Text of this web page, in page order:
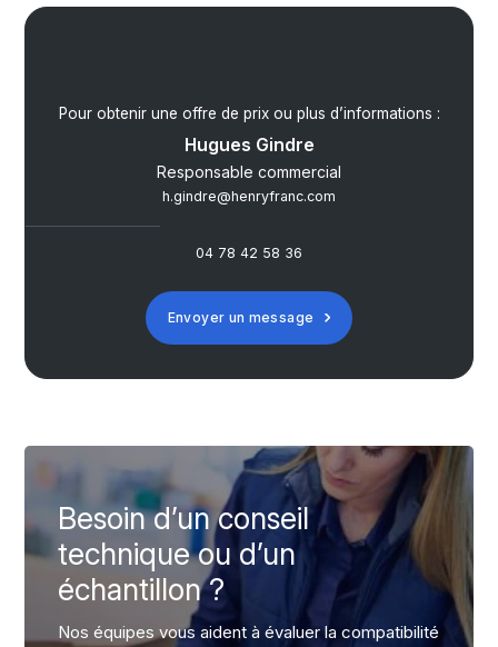
Pour obtenir une offre de prix ou plus d’informations :
Hugues Gindre
Responsable commercial
h.gindre@henryfranc.com
04 78 42 58 36
Envoyer un message
Besoin d’un conseil
technique ou d’un
échantillon ?
Nos équipes vous aident à évaluer la compatibilité